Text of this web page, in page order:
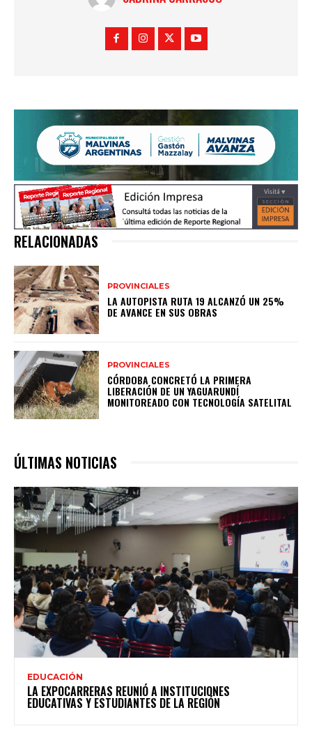
RELACIONADAS
PROVINCIALES
LA AUTOPISTA RUTA 19 ALCANZÓ UN 25%
DE AVANCE EN SUS OBRAS
PROVINCIALES
CÓRDOBA CONCRETÓ LA PRIMERA
LIBERACIÓN DE UN YAGUARUNDÍ
MONITOREADO CON TECNOLOGÍA SATELITAL
ÚLTIMAS NOTICIAS
EDUCACIÓN
LA EXPOCARRERAS REUNIÓ A INSTITUCIONES
EDUCATIVAS Y ESTUDIANTES DE LA REGIÓN